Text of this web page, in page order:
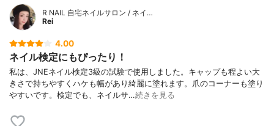
R NAIL 自宅ネイルサロン / ネイ…
Rei
4.00
ネイル検定にもぴったり！
私は、JNEネイル検定3級の試験で使用しました。キャップも程よい大
きさで持ちやすくハケも幅があり綺麗に塗れます。爪のコーナーも塗り
やすいです。検定でも、ネイルサ…続きを見る